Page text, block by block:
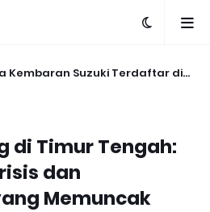
Kembaran Suzuki Terdaftar di
di Timur Tengah:
dan
Memuncak